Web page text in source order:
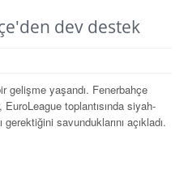
dev destek
gelişme yaşandı. Fenerbahçe
toplantısında siyah-
savunduklarını açıkladı.